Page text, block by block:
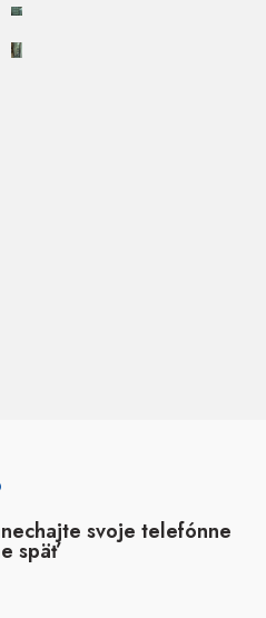
svoje telefónne
späť